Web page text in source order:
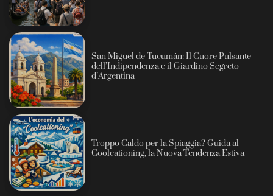
San Miguel de Tucumán: Il Cuore Pulsante
dell’Indipendenza e il Giardino Segreto
d’Argentina
Troppo Caldo per la Spiaggia? Guida al
Coolcationing, la Nuova Tendenza Estiva